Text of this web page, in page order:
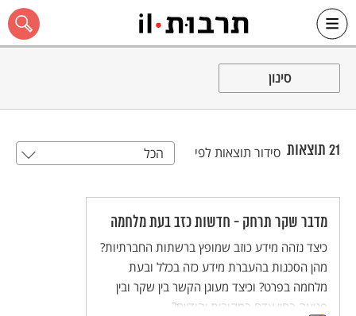
כל האתר
סינון
21 תוצאות סידור תוצאות לפי הכל
מדבר שקר תרחק - חדשות כזב בעת מלחמה
כיצד נזהה מידע כוזב שמופץ ברשתות החברתיות?
מהן הסכנות בהעברת מידע כזה בכלל ובעת
מלחמה בפרט? וכיצד מעוגן הקשר בין שקר ובין
פגיעה בחיי אדם במקורות יהודיים?